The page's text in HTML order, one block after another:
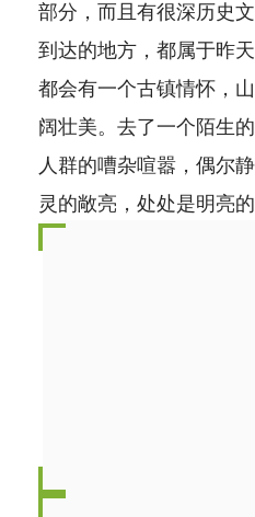
部分，而且有很深历史
到达的地方，都属于昨
都会有一个古镇情怀，
阔壮美。去了一个陌生
人群的嘈杂喧嚣，偶尔
灵的敞亮，处处是明亮的